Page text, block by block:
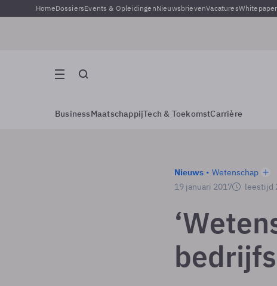
HomeDossiersEvents & OpleidingenNieuwsbrievenVacatures
BusinessMaatschappijTech & ToekomstCarrière
Nieuws
Wetenschap
19 januari 2017
leestijd